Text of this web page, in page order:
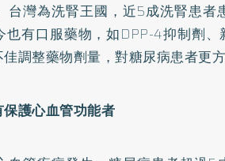
台灣為洗腎王國，近5成洗腎患者
有口服藥物，如DPP-4抑制劑、
調整藥物劑量，對糖尿病患者更方
護心血管功能者